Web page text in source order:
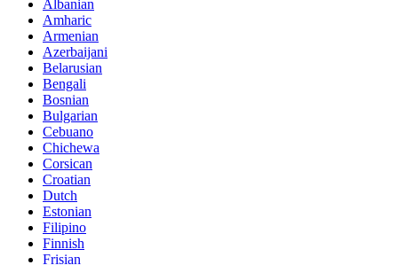
Albanian
Amharic
Armenian
Azerbaijani
Belarusian
Bengali
Bosnian
Bulgarian
Cebuano
Chichewa
Corsican
Croatian
Dutch
Estonian
Filipino
Finnish
Frisian